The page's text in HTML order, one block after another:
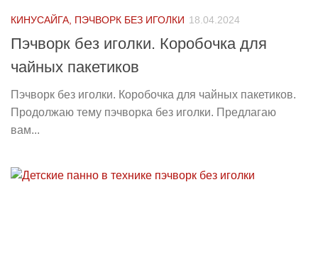
КИНУСАЙГА, ПЭЧВОРК БЕЗ ИГОЛКИ 18.04.2024
Пэчворк без иголки. Коробочка для
чайных пакетиков
Пэчворк без иголки. Коробочка для чайных пакетиков.
Продолжаю тему пэчворка без иголки. Предлагаю
вам...